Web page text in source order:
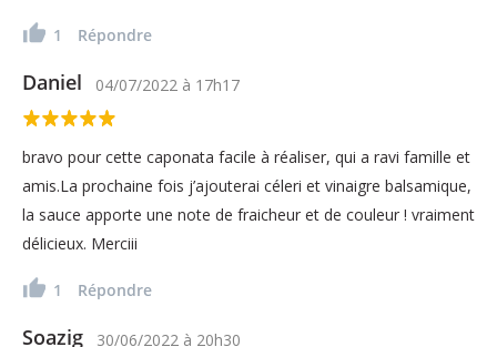
1 Répondre
Daniel 04/07/2022 à 17h17
bravo pour cette caponata facile à réaliser, qui a ravi famille et
amis.La prochaine fois j’ajouterai céleri et vinaigre balsamique,
la sauce apporte une note de fraicheur et de couleur ! vraiment
délicieux. Merciii
1 Répondre
Soazig 30/06/2022 à 20h30